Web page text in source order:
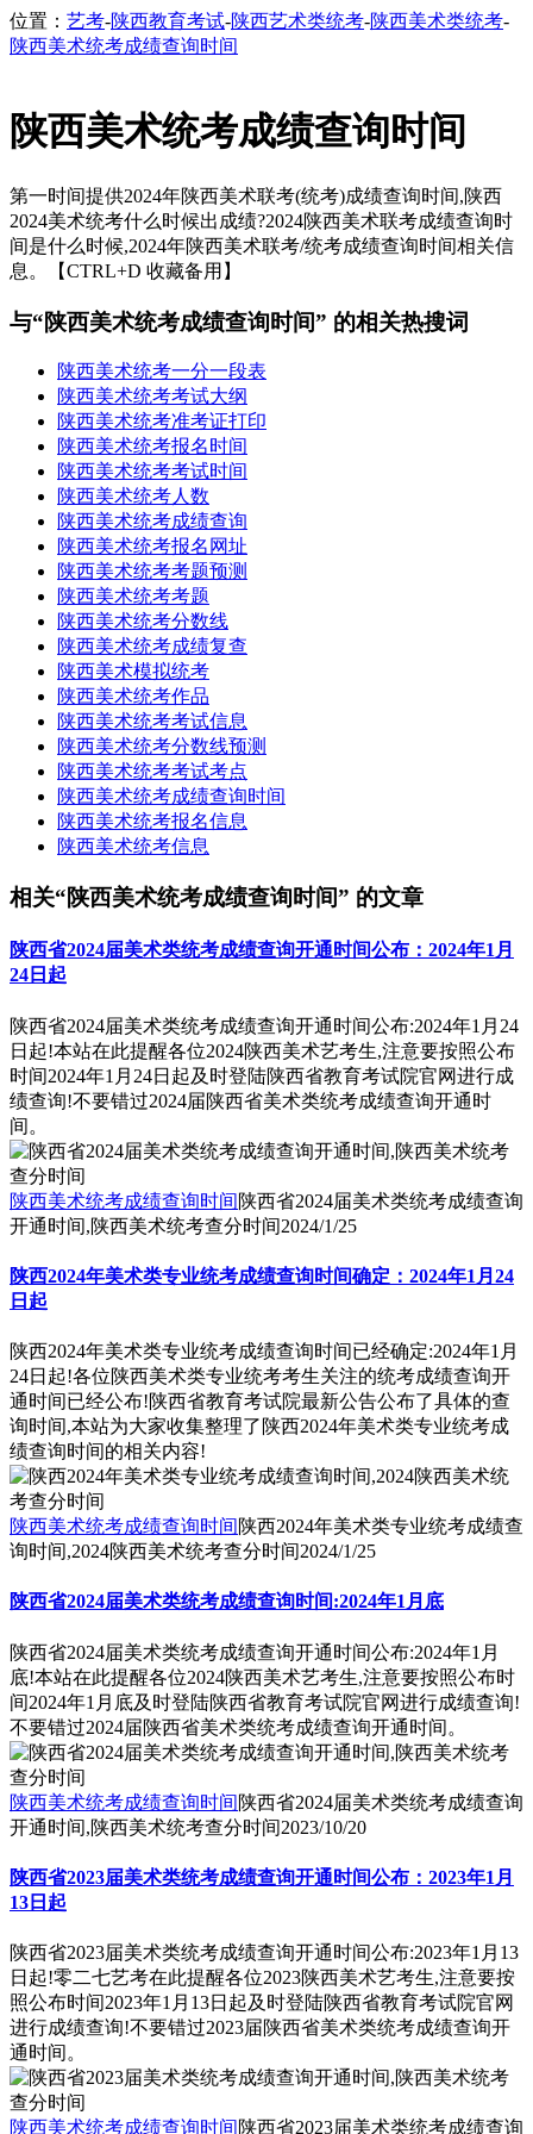
位置： 艺考-陕西教育考试-陕西艺术类统考-陕西美术类统考-
陕西美术统考成绩查询时间
陕西美术统考成绩查询时间
第一时间提供2024年陕西美术联考(统考)成绩查询时间,陕西
2024美术统考什么时候出成绩?2024陕西美术联考成绩查询时
间是什么时候,2024年陕西美术联考/统考成绩查询时间相关信
息。【CTRL+D 收藏备用】
与“陕西美术统考成绩查询时间” 的相关热搜词
陕西美术统考一分一段表
陕西美术统考考试大纲
陕西美术统考准考证打印
陕西美术统考报名时间
陕西美术统考考试时间
陕西美术统考人数
陕西美术统考成绩查询
陕西美术统考报名网址
陕西美术统考考题预测
陕西美术统考考题
陕西美术统考分数线
陕西美术统考成绩复查
陕西美术模拟统考
陕西美术统考作品
陕西美术统考考试信息
陕西美术统考分数线预测
陕西美术统考考试考点
陕西美术统考成绩查询时间
陕西美术统考报名信息
陕西美术统考信息
相关“陕西美术统考成绩查询时间” 的文章
陕西省2024届美术类统考成绩查询开通时间公布：2024年1月
24日起
陕西省2024届美术类统考成绩查询开通时间公布:2024年1月24
日起!本站在此提醒各位2024陕西美术艺考生,注意要按照公布
时间2024年1月24日起及时登陆陕西省教育考试院官网进行成
绩查询!不要错过2024届陕西省美术类统考成绩查询开通时
间。
陕西美术统考成绩查询时间 陕西省2024届美术类统考成绩查询
开通时间,陕西美术统考查分时间2024/1/25
陕西2024年美术类专业统考成绩查询时间确定：2024年1月24
日起
陕西2024年美术类专业统考成绩查询时间已经确定:2024年1月
24日起!各位陕西美术类专业统考考生关注的统考成绩查询开
通时间已经公布!陕西省教育考试院最新公告公布了具体的查
询时间,本站为大家收集整理了陕西2024年美术类专业统考成
绩查询时间的相关内容!
陕西美术统考成绩查询时间 陕西2024年美术类专业统考成绩查
询时间,2024陕西美术统考查分时间2024/1/25
陕西省2024届美术类统考成绩查询时间:2024年1月底
陕西省2024届美术类统考成绩查询开通时间公布:2024年1月
底!本站在此提醒各位2024陕西美术艺考生,注意要按照公布时
间2024年1月底及时登陆陕西省教育考试院官网进行成绩查询!
不要错过2024届陕西省美术类统考成绩查询开通时间。
陕西美术统考成绩查询时间 陕西省2024届美术类统考成绩查询
开通时间,陕西美术统考查分时间2023/10/20
陕西省2023届美术类统考成绩查询开通时间公布：2023年1月
13日起
陕西省2023届美术类统考成绩查询开通时间公布:2023年1月13
日起!零二七艺考在此提醒各位2023陕西美术艺考生,注意要按
照公布时间2023年1月13日起及时登陆陕西省教育考试院官网
进行成绩查询!不要错过2023届陕西省美术类统考成绩查询开
通时间。
陕西美术统考成绩查询时间 陕西省2023届美术类统考成绩查询